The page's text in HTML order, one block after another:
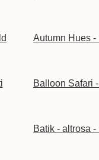
Autumn Hues
Balloon Safari
Batik - altrosa